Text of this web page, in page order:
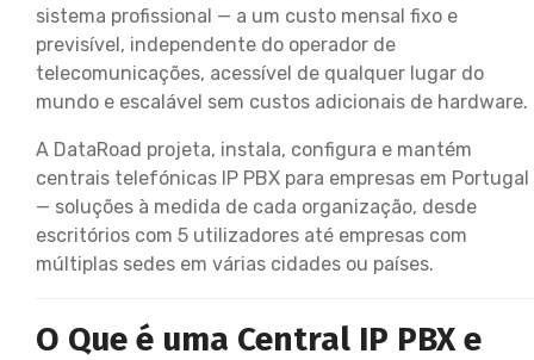
sistema profissional — a um custo mensal fixo e
previsível, independente do operador de
telecomunicações, acessível de qualquer lugar do
mundo e escalável sem custos adicionais de hardware.
A DataRoad projeta, instala, configura e mantém
centrais telefónicas IP PBX para empresas em Portugal
— soluções à medida de cada organização, desde
escritórios com 5 utilizadores até empresas com
múltiplas sedes em várias cidades ou países.
O Que é uma Central IP PBX e